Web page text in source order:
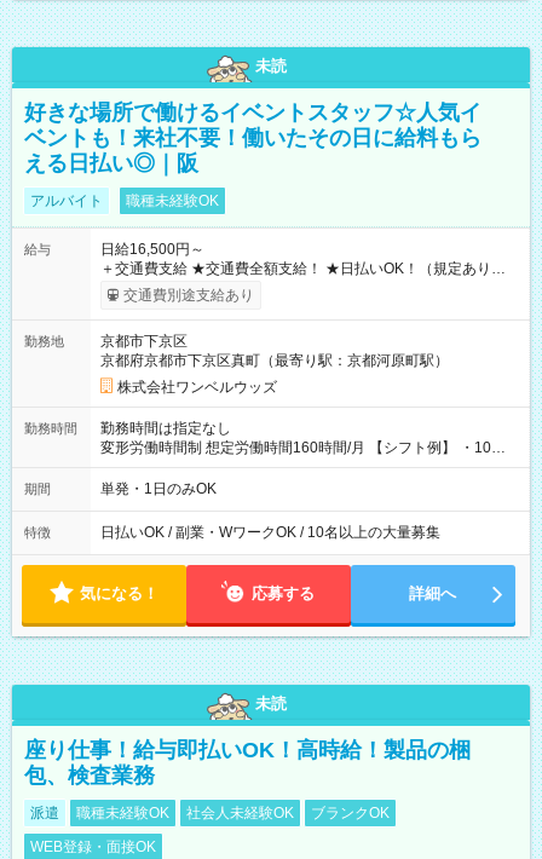
未読
好きな場所で働けるイベントスタッフ☆人気イ
ベントも！来社不要！働いたその日に給料もら
える日払い◎｜阪
アルバイト 職種未経験OK
給与
日給16,500円～
＋交通費支給 ★交通費全額支給！ ★日払いOK！（規定あり） ┗
働いたその日に現金GET♪ お仕事後はコンビニATMから 日払
交通費別途支給あり
勤務地
京都市下京区
京都府京都市下京区真町（最寄り駅：京都河原町駅）
株式会社ワンベルウッズ
勤務時間
勤務時間は指定なし
変形労働時間制 想定労働時間160時間/月 【シフト例】 ・10：
00～20：00
期間 単発・1日のみOK
特徴 日払いOK / 副業・WワークOK / 10名以上の大量募集
気になる！ 応募する 詳細へ
未読
座り仕事！給与即払いOK！高時給！製品の梱
包、検査業務
派遣 職種未経験OK 社会人未経験OK
ブランクOK
WEB登録・面接OK